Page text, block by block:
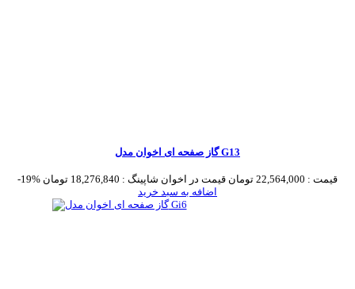
گاز صفحه ای اخوان مدل G13
-19% قیمت : 22,564,000 تومان قیمت در اخوان شاپینگ : 18,276,840 تومان
اضافه به سبد خرید